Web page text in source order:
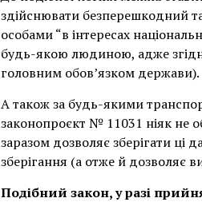
здійснювати безперешкодний
особами “в інтересах
будь-якою людиною, адже
головним обов’язком держави).
А також за будь-якими
законопроєкт № 11031 ніяк не
заразом дозволяє зберігати ці
зберігання (а отже й дозволяє
Подібний закон, у разі